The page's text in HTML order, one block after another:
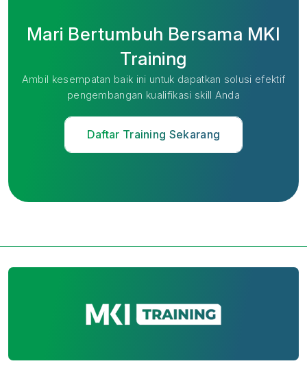
Mari Bertumbuh Bersama MKI
Training
Ambil kesempatan baik ini untuk dapatkan solusi efektif
pengembangan kualifikasi skill Anda
Daftar Training Sekarang